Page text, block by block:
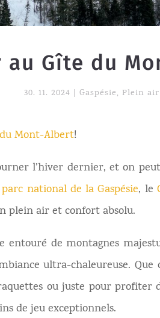
au Gîte du
30. 11. 2024 Gaspésie, Plein air
Mont-Albert!
l’hiver dernier, et on
parc national de la Gaspésie, le
plein air et confort absolu.
de montagnes
ultra-chaleureuse.
ou juste pour profiter
de jeu exceptionnels.